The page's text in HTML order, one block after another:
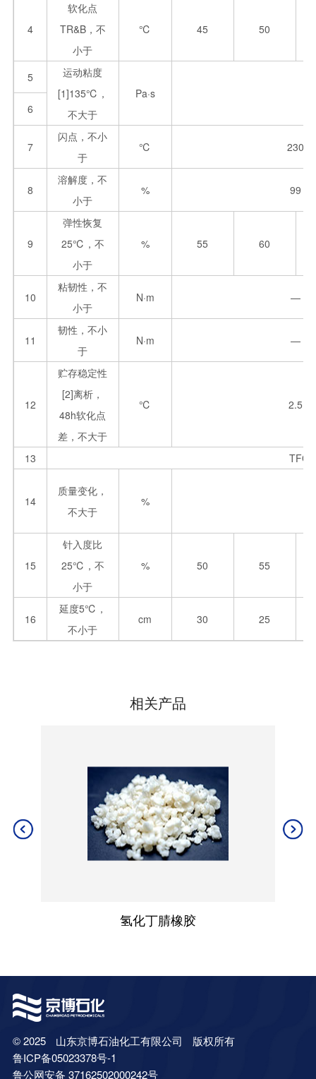
4
软化点
TR&B，不
小于
℃ 45 50
5
运动粘度
[1]135℃，
不大于
Pa·s
6
7
闪点，不小
于
℃ 230
8
溶解度，不
小于
% 99
9
弹性恢复
25℃，不
小于
% 55 60
10
粘韧性，不
小于
N·m —
11
韧性，不小
于
N·m —
12
贮存稳定性
[2]离析，
48h软化点
差，不大于
℃ 2.5
13
14
质量变化，
不大于
%
15
针入度比
25℃，不
小于
% 50 55
16
延度5℃，
不小于
cm 30 25
相关产品
氢化丁腈橡胶
© 2025 山东京博石油化工有限公司
版权所有
鲁ICP备05023378号-1
鲁公网安备 37162502000242号